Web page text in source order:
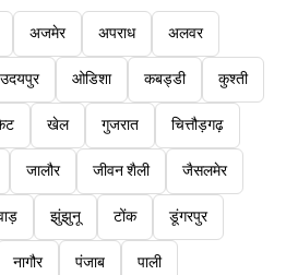
अजमेर अपराध अलवर
उदयपुर ओडिशा कबड्डी कुश्ती
खेल गुजरात चित्तौड़गढ़
जालौर जीवन शैली जैसलमेर
झुंझुनू टोंक डूंगरपुर
नागौर पंजाब पाली